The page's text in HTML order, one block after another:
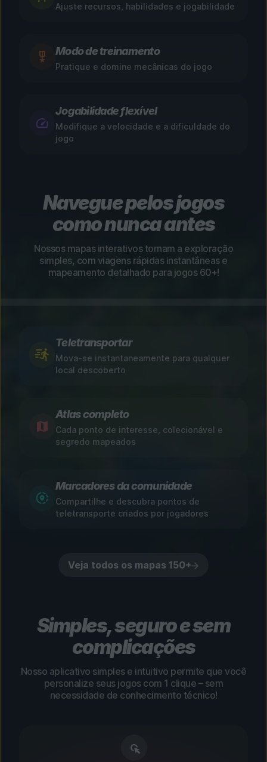
Ajuste recursos, habilidades e jogabilidade
Modo de treinamento
Pratique e domine mecânicas do jogo
Jogabilidade flexível
Modifique a velocidade e a dificuldade do
jogo
Navegue pelos jogos
como nunca antes
Nossos mapas interativos tornam a exploração
simples, com viagens rápidas instantâneas e
mapeamento detalhado para jogos 60+!
Teletransportar
Mova-se instantaneamente para qualquer
local descoberto
Atlas completo
Cada ponto de interesse, colecionável e
segredo mapeados
Marcadores da comunidade
Compartilhe e descubra pontos de
teletransporte criados por jogadores
Veja todos os mapas 150+
Simples, seguro e sem
complicações
Nosso aplicativo simples e intuitivo permite que você
personalize seus jogos com 1 clique – sem
necessidade de conhecimento técnico!